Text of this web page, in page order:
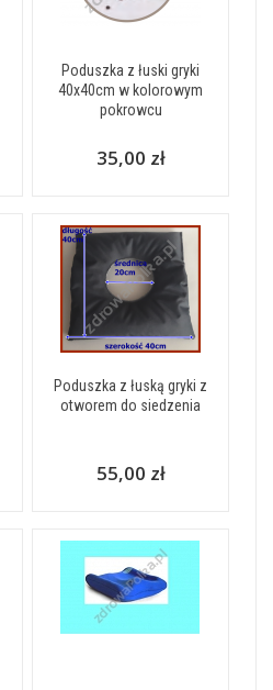
Poduszka z łuski gryki
40x40cm w kolorowym
pokrowcu
35,00 zł
Poduszka z łuską gryki z
otworem do siedzenia
55,00 zł